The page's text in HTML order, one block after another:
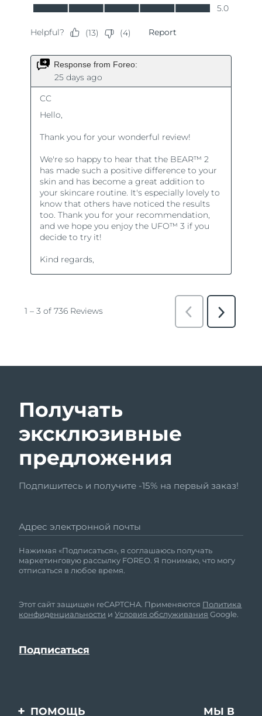
Получать
эксклюзивные
предложения
Подпишитесь и получите -15% на первый заказ!
Адрес электронной почты
Нажимая «Подписаться», я соглашаюсь получать
маркетинговую рассылку FOREO. Я понимаю, что могу
отписаться в любое время.
Этот сайт защищен reCAPTCHA. Применяются Политика
конфиденциальности иУсловия обслуживания Google.
ПОМОЩЬ МЫ В